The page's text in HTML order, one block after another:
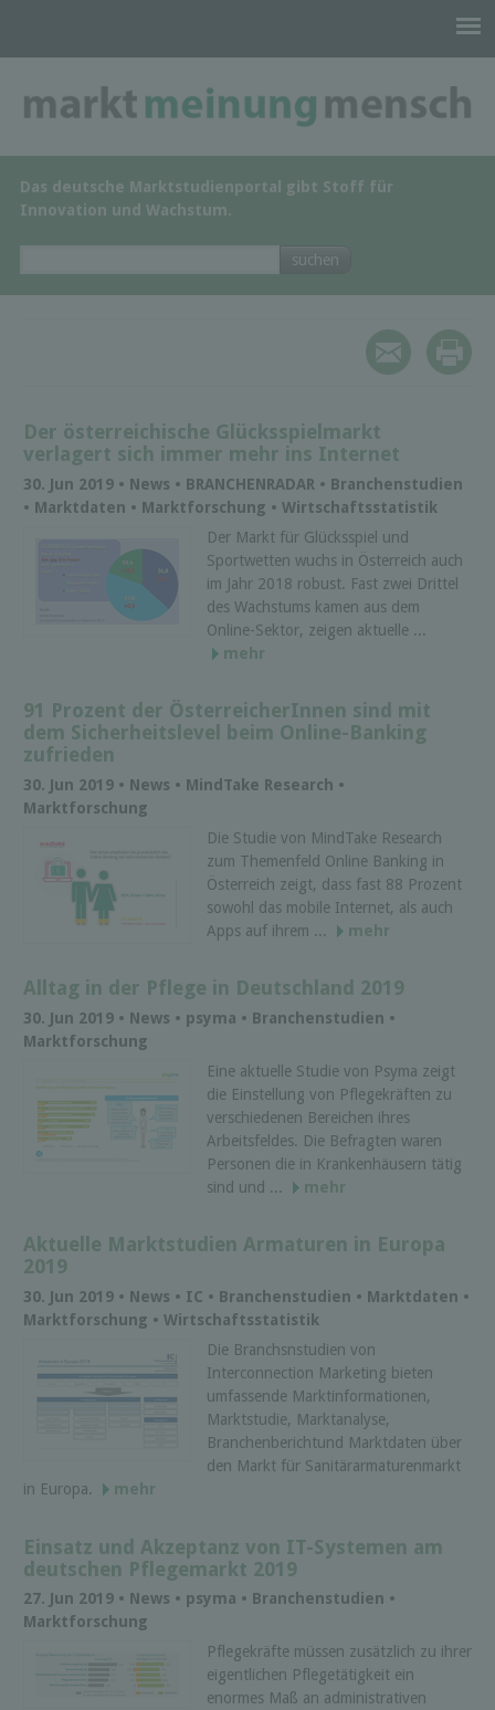
Das deutsche Marktstudienportal gibt Stoff für
Innovation und Wachstum.
Der österreichische Glücksspielmarkt
verlagert sich immer mehr ins Internet
30. Jun 2019 • News • BRANCHENRADAR • Branchenstudien
• Marktdaten • Marktforschung • Wirtschaftsstatistik
Der Markt für Glücksspiel und
Sportwetten wuchs in Österreich auch
im Jahr 2018 robust. Fast zwei Drittel
des Wachstums kamen aus dem
Online-Sektor, zeigen aktuelle ...
mehr
91 Prozent der ÖsterreicherInnen sind mit
dem Sicherheitslevel beim Online-Banking
zufrieden
30. Jun 2019 • News • MindTake Research •
Marktforschung
Die Studie von MindTake Research
zum Themenfeld Online Banking in
Österreich zeigt, dass fast 88 Prozent
sowohl das mobile Internet, als auch
Apps auf ihrem ...
mehr
Alltag in der Pflege in Deutschland 2019
30. Jun 2019 • News • psyma • Branchenstudien •
Marktforschung
Eine aktuelle Studie von Psyma zeigt
die Einstellung von Pflegekräften zu
verschiedenen Bereichen ihres
Arbeitsfeldes. Die Befragten waren
Personen die in Krankenhäusern tätig
sind und ...
mehr
Aktuelle Marktstudien Armaturen in Europa
2019
30. Jun 2019 • News • IC • Branchenstudien • Marktdaten •
Marktforschung • Wirtschaftsstatistik
Die Branchsnstudien von
Interconnection Marketing bieten
umfassende Marktinformationen,
Marktstudie, Marktanalyse,
Branchenberichtund Marktdaten über
den Markt für Sanitärarmaturenmarkt
in Europa.
mehr
Einsatz und Akzeptanz von IT-Systemen am
deutschen Pflegemarkt 2019
27. Jun 2019 • News • psyma • Branchenstudien •
Marktforschung
Pflegekräfte müssen zusätzlich zu ihrer
eigentlichen Pflegetätigkeit ein
enormes Maß an administrativen